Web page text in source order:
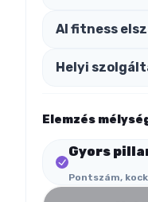
AI fitness
Helyi
Elemzés
Gyors
Pontszám,